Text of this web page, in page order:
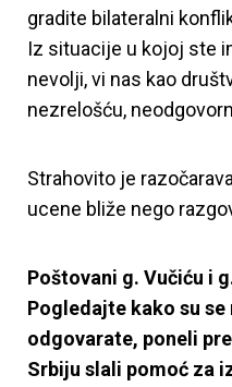
gradite bilateralni
Iz situacije u kojoj ste
nevolji, vi nas kao
nezrelošću,
Strahovito je
ucene bliže nego
Poštovani g. Vučiću i
Pogledajte kako su
odgovarate, poneli
Srbiju slali pomoć za